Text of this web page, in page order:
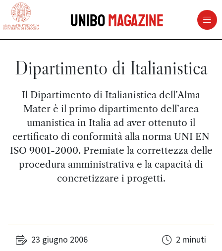
vai al contenuto della pagina
UniboMagazine
Dipartimento di Italianistica
Il Dipartimento di Italianistica dell’Alma
Mater è il primo dipartimento dell’area
umanistica in Italia ad aver ottenuto il
certificato di conformità alla norma UNI EN
ISO 9001-2000. Premiate la correttezza delle
procedura amministrativa e la capacità di
concretizzare i progetti.
23 giugno 2006 2 minuti